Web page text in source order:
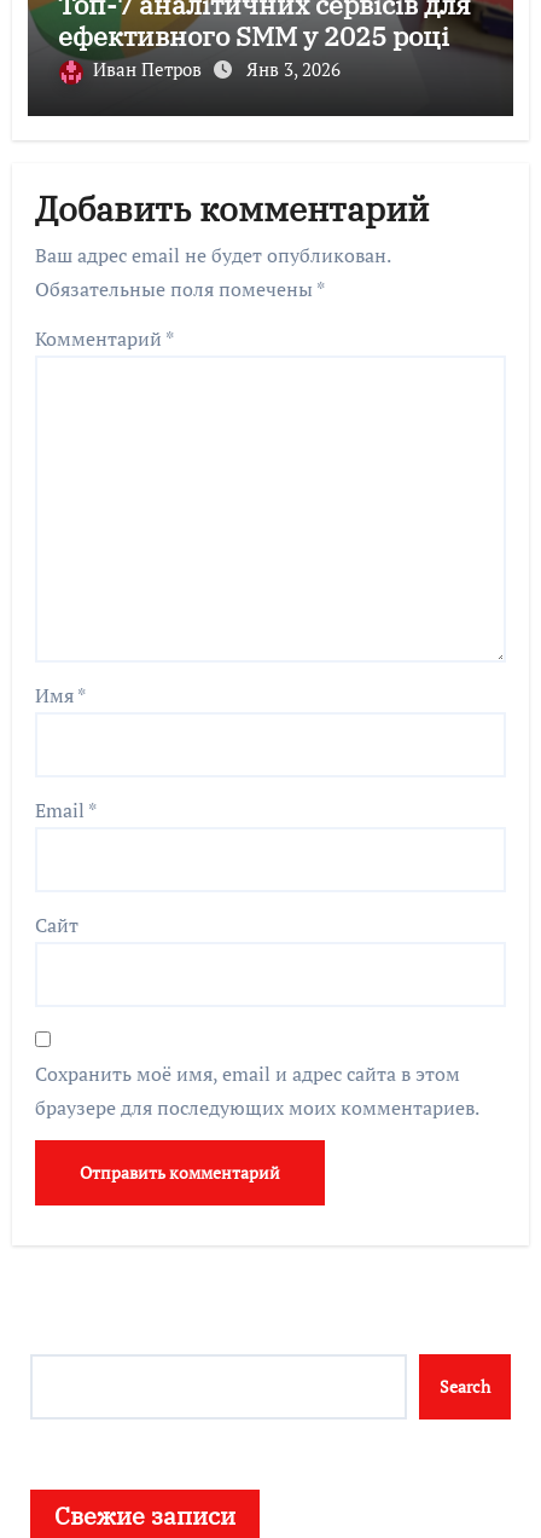
ефективного SMM у 2025 році
Иван Петров Янв 3, 2026
Добавить комментарий
Ваш адрес email не будет опубликован.
Обязательные поля помечены *
Комментарий *
Имя*
Email *
Сайт
Сохранить моё имя, email и адрес сайта в этом
браузере для последующих моих комментариев.
Search
Свежие записи